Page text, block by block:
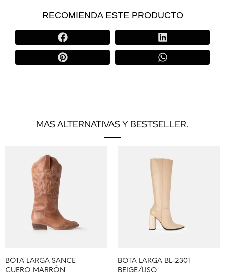
RECOMIENDA ESTE PRODUCTO
MAS ALTERNATIVAS Y BESTSELLER.
BOTA LARGA SANCE
BOTA LARGA BL-2301